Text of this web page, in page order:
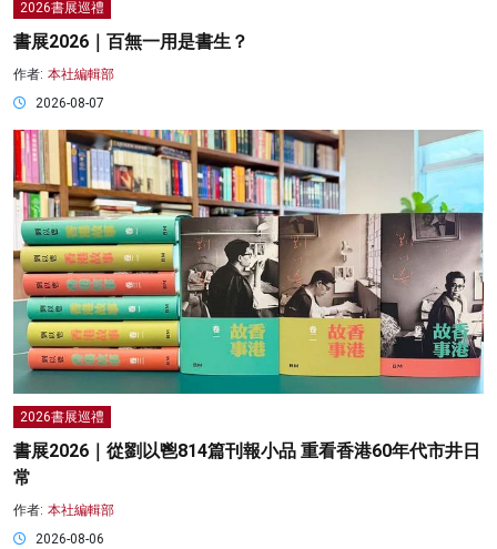
2026書展巡禮
書展2026｜百無一用是書生？
作者: 本社編輯部
2026-08-07
2026書展巡禮
書展2026｜從劉以鬯814篇刊報小品 重看香港60年代市井日
常
作者: 本社編輯部
2026-08-06